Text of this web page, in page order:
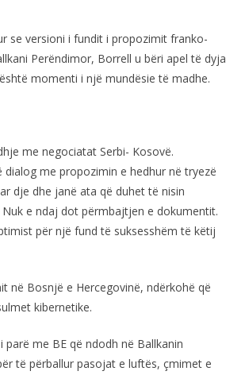
se versioni i fundit i propozimit franko-
Perëndimor, Borrell u bëri apel të dyja
momenti i një mundësie të madhe.
me negociatat Serbi- Kosovë.
me propozimin e hedhur në tryezë
dje dhe janë ata që duhet të nisin
e ndaj dot përmbajtjen e dokumentit.
për një fund të suksesshëm të këtij
në Bosnjë e Hercegovinë, ndërkohë që
kibernetike.
me BE që ndodh në Ballkanin
të përballur pasojat e luftës, çmimet e